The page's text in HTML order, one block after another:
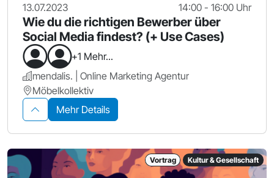
13.07.2023 14:00 - 16:00 Uhr
Wie du die richtigen Bewerber über
Social Media findest? (+ Use Cases)
+1 Mehr...
mendalis. | Online Marketing Agentur
Möbelkollektiv
Mehr Details
Vortrag Kultur & Gesellschaft